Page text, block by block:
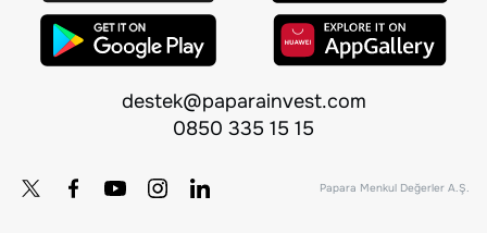
destek@paparainvest.com
0850 335 15 15
Papara Menkul Değerler A.Ş.